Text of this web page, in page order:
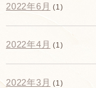
2022年6月 (1)
2022年4月 (1)
2022年3月 (1)